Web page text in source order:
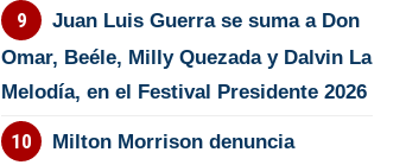
Juan Luis Guerra se suma a Don
Omar, Beéle, Milly Quezada y Dalvin La
Melodía, en el Festival Presidente 2026
Milton Morrison denuncia